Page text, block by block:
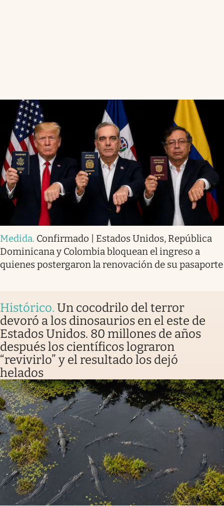
Medida. Confirmado | Estados Unidos, República
Dominicana y Colombia bloquean el ingreso a
quienes postergaron la renovación de su pasaporte
Histórico. Un cocodrilo del terror
devoró a los dinosaurios en el este de
Estados Unidos. 80 millones de años
después los científicos lograron
“revivirlo” y el resultado los dejó
helados